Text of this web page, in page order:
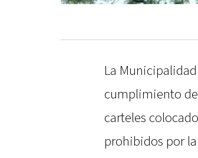
La
cumplimiento
carteles
prohibidos por la